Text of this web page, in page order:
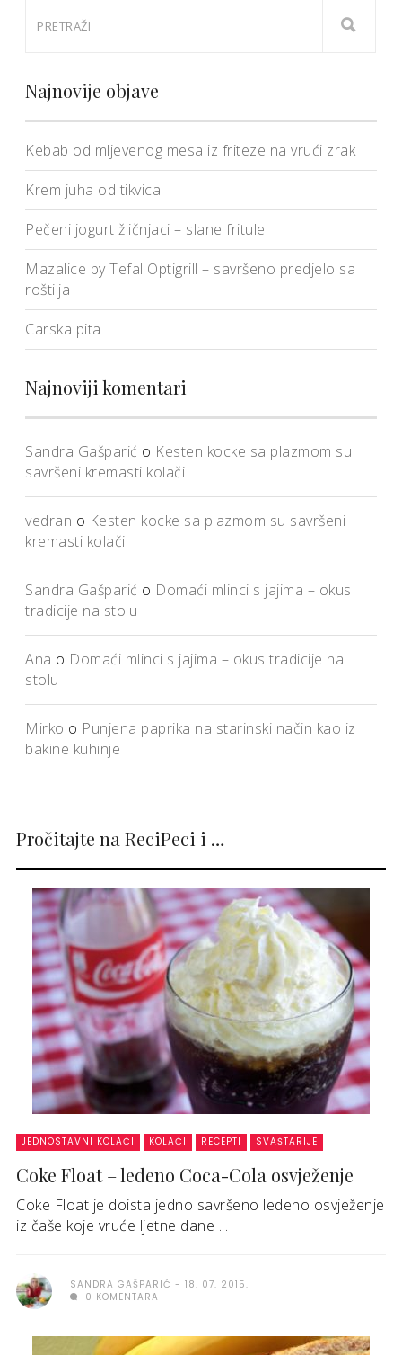
Najnovije objave
Kebab od mljevenog mesa iz friteze na vrući zrak
Krem juha od tikvica
Pečeni jogurt žličnjaci – slane fritule
Mazalice by Tefal Optigrill – savršeno predjelo sa
roštilja
Carska pita
Najnoviji komentari
Sandra Gašparić o Kesten kocke sa plazmom su
savršeni kremasti kolači
vedran o Kesten kocke sa plazmom su savršeni
kremasti kolači
Sandra Gašparić o Domaći mlinci s jajima – okus
tradicije na stolu
Ana o Domaći mlinci s jajima – okus tradicije na
stolu
Mirko o Punjena paprika na starinski način kao iz
bakine kuhinje
Pročitajte na ReciPeci i …
JEDNOSTAVNI KOLAČI KOLAČI RECEPTI SVAŠTARIJE
Coke Float – ledeno Coca-Cola osvježenje
Coke Float je doista jedno savršeno ledeno osvježenje
iz čaše koje vruće ljetne dane ...
SANDRA GAŠPARIĆ
18. 07. 2015.
0 KOMENTARA